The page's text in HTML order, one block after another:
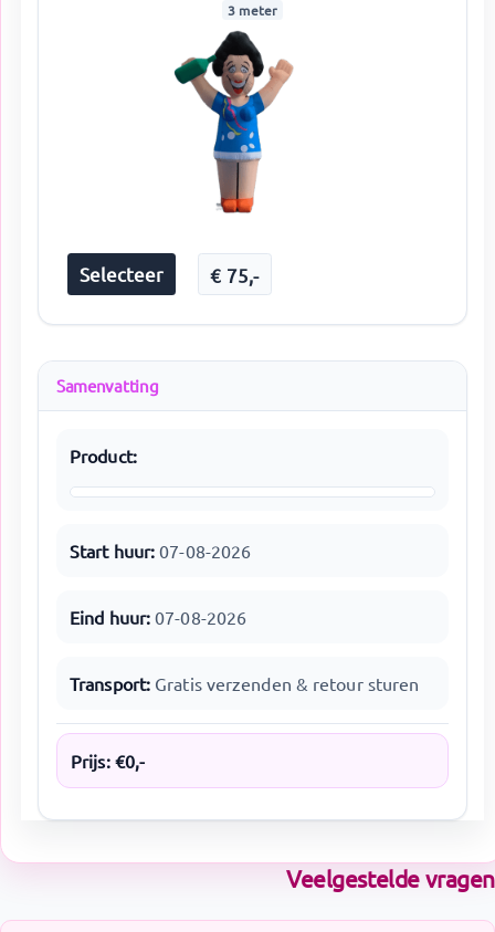
3 meter
Selecteer € 75,-
Samenvatting
Product:
Start huur: 07-08-2026
Eind huur: 07-08-2026
Transport: Gratis verzenden & retour sturen
Prijs: €0,-
Veelgestelde vragen